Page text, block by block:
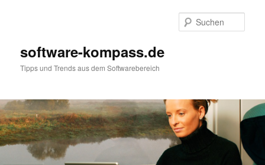
software-kompass.de
Tipps und Trends aus dem Softwarebereich